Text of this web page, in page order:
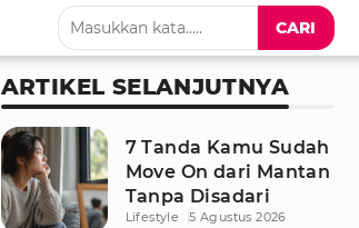
CARI
ARTIKEL SELANJUTNYA
7 Tanda Kamu Sudah
Move On dari Mantan
Tanpa Disadari
Lifestyle 5 Agustus 2026